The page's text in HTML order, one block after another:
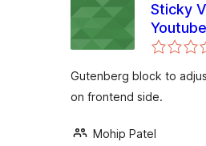
Sticky
Youtube
Gutenberg block to
on frontend side.
Mohip Patel